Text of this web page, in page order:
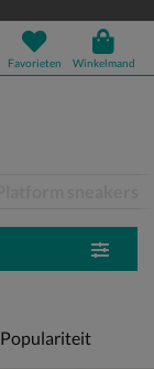
Favorieten Winkelmand